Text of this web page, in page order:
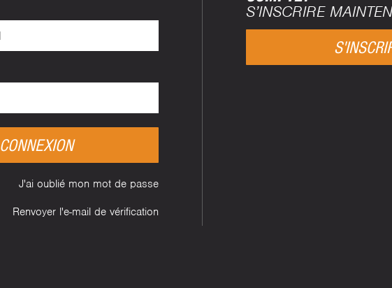
CONNEXION
J'ai oublié mon mot de passe
Renvoyer l'e-mail de vérification
S’INSCRIRE